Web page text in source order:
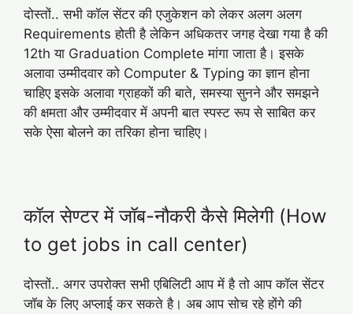
दोस्तों.. सभी कॉल सेंटर की एजुकेशन को लेकर अलग अलग
Requirements होती है लेकिन अधिकतर जगह देखा गया है की
12th या Graduation Complete मांगा जाता है। इसके
अलावा उम्मीदवार को Computer & Typing का ज्ञान होना
चाहिए इसके अलावा ग्राहकों की बाते, समस्या सुनने और समझने
की क्षमता और उम्मीदवार में अपनी बात स्पस्ट रूप से साबित कर
सके ऐसा बोलने का तरिका होना चाहिए।
कॉल सेण्टर में जॉब-नौकरी कैसे मिलेगी (How
to get jobs in call center)
दोस्तों.. अगर उपरोक्त सभी एबिलिटी आप में है तो आप कॉल सेंटर
जॉब के लिए अप्लाई कर सकते है। अब आप सोच रहे होंगे की